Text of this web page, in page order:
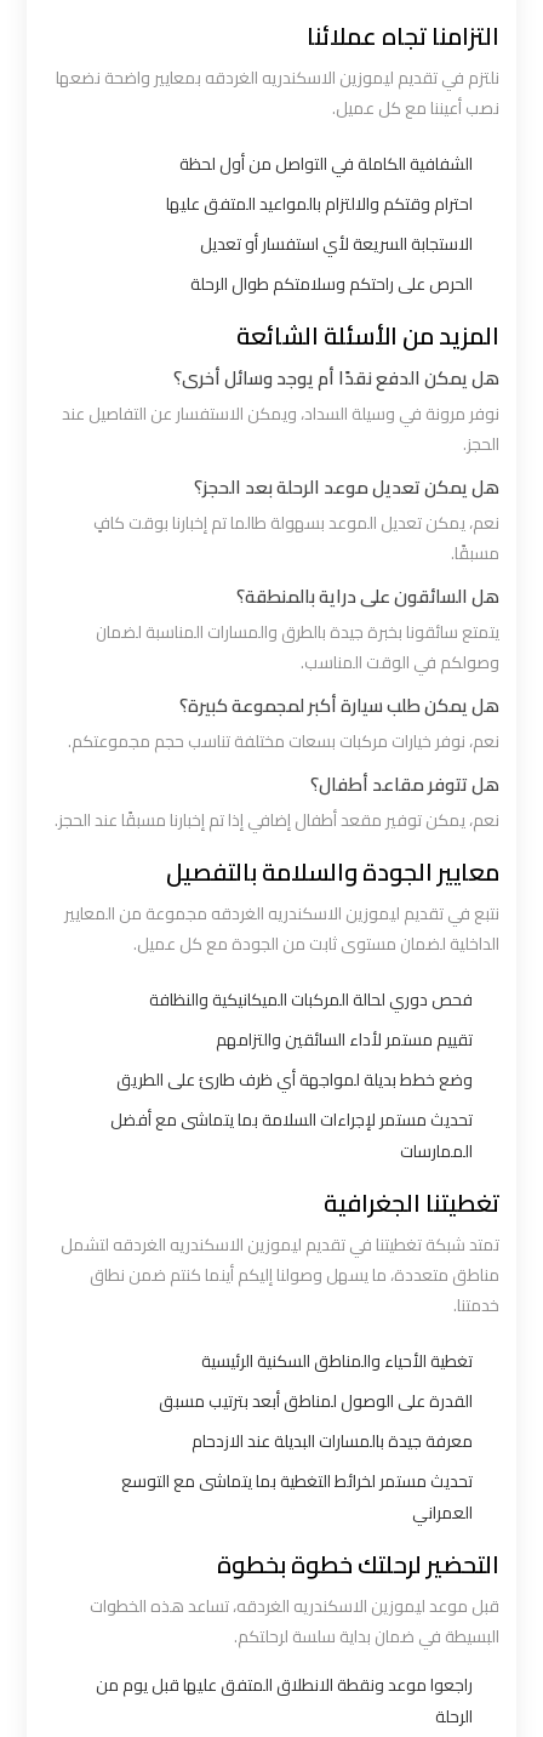
التزامنا تجاه عملائنا
نلتزم في تقديم ليموزين الاسكندريه الغردقه بمعايير واضحة نضعها
نصب أعيننا مع كل عميل.
الشفافية الكاملة في التواصل من أول لحظة
احترام وقتكم والالتزام بالمواعيد المتفق عليها
الاستجابة السريعة لأي استفسار أو تعديل
الحرص على راحتكم وسلامتكم طوال الرحلة
المزيد من الأسئلة الشائعة
هل يمكن الدفع نقدًا أم يوجد وسائل أخرى؟
نوفر مرونة في وسيلة السداد، ويمكن الاستفسار عن التفاصيل عند
الحجز.
هل يمكن تعديل موعد الرحلة بعد الحجز؟
نعم، يمكن تعديل الموعد بسهولة طالما تم إخبارنا بوقت كافٍ
مسبقًا.
هل السائقون على دراية بالمنطقة؟
يتمتع سائقونا بخبرة جيدة بالطرق والمسارات المناسبة لضمان
وصولكم في الوقت المناسب.
هل يمكن طلب سيارة أكبر لمجموعة كبيرة؟
نعم، نوفر خيارات مركبات بسعات مختلفة تناسب حجم مجموعتكم.
هل تتوفر مقاعد أطفال؟
نعم، يمكن توفير مقعد أطفال إضافي إذا تم إخبارنا مسبقًا عند الحجز.
معايير الجودة والسلامة بالتفصيل
نتبع في تقديم ليموزين الاسكندريه الغردقه مجموعة من المعايير
الداخلية لضمان مستوى ثابت من الجودة مع كل عميل.
فحص دوري لحالة المركبات الميكانيكية والنظافة
تقييم مستمر لأداء السائقين والتزامهم
وضع خطط بديلة لمواجهة أي ظرف طارئ على الطريق
تحديث مستمر لإجراءات السلامة بما يتماشى مع أفضل
الممارسات
تغطيتنا الجغرافية
تمتد شبكة تغطيتنا في تقديم ليموزين الاسكندريه الغردقه لتشمل
مناطق متعددة، ما يسهل وصولنا إليكم أينما كنتم ضمن نطاق
خدمتنا.
تغطية الأحياء والمناطق السكنية الرئيسية
القدرة على الوصول لمناطق أبعد بترتيب مسبق
معرفة جيدة بالمسارات البديلة عند الازدحام
تحديث مستمر لخرائط التغطية بما يتماشى مع التوسع
العمراني
التحضير لرحلتك خطوة بخطوة
قبل موعد ليموزين الاسكندريه الغردقه، تساعد هذه الخطوات
البسيطة في ضمان بداية سلسة لرحلتكم.
راجعوا موعد ونقطة الانطلاق المتفق عليها قبل يوم من
الرحلة
الاسكندريه
السويس
الاسكندريه
ليموزين
الاسكندريه
مطروح
ليموزين
الأحمر
القاهرة
ليموزين
السخنة
ليموزين
القاهرة
اسكندرية
المطار
ليموزين
ليموزين
القاهرة